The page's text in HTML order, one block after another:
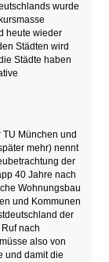
wurde
heute wieder
Städten wird
Städte haben
München und
mehr) nennt
der
40 Jahre nach
Wohnungsbau
und Kommunen
der
nach
also von
und damit die